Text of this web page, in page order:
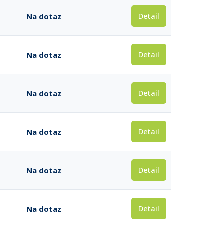
Na dotaz Detail
Na dotaz Detail
Na dotaz Detail
Na dotaz Detail
Na dotaz Detail
Na dotaz Detail